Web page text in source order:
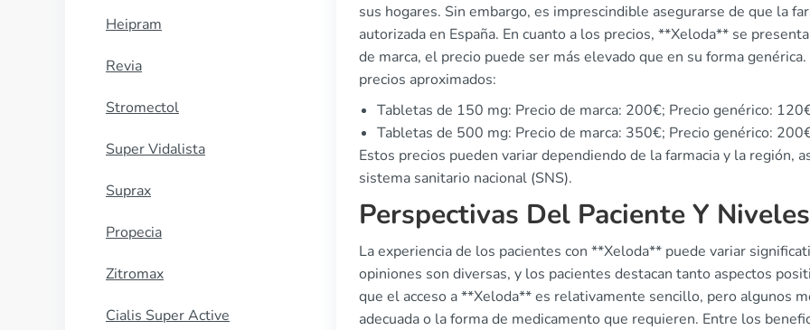
Heipram
Revia
Stromectol
Super Vidalista
Suprax
Propecia
Zitromax
Cialis Super Active
sus hogares. Sin embargo, es imprescindible asegurarse de que la
autorizada en España. En cuanto a los precios, **Xeloda** se
de marca, el precio puede ser más elevado que en su forma
precios aproximados:
Tabletas de 150 mg: Precio de marca: 200€; Precio genérico:
Tabletas de 500 mg: Precio de marca: 350€; Precio genérico:
Estos precios pueden variar dependiendo de la farmacia y la región,
sistema sanitario nacional (SNS).
Perspectivas Del Paciente Y
La experiencia de los pacientes con **Xeloda** puede variar
opiniones son diversas, y los pacientes destacan tanto aspectos
que el acceso a **Xeloda** es relativamente sencillo, pero algunos
adecuada o la forma de medicamento que requieren. Entre los